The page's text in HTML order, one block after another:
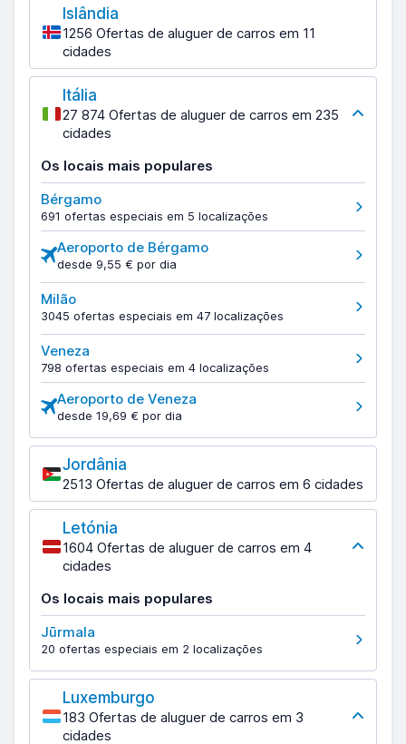
Islândia
1256 Ofertas de aluguer de carros em 11
cidades
Itália
27 874 Ofertas de aluguer de carros em 235
cidades
Os locais mais populares
Bérgamo
691 ofertas especiais em 5 localizações
Aeroporto de Bérgamo
desde 9,55 € por dia
Milão
3045 ofertas especiais em 47 localizações
Veneza
798 ofertas especiais em 4 localizações
Aeroporto de Veneza
desde 19,69 € por dia
Jordânia
2513 Ofertas de aluguer de carros em 6 cidades
Letónia
1604 Ofertas de aluguer de carros em 4
cidades
Os locais mais populares
Jūrmala
20 ofertas especiais em 2 localizações
Luxemburgo
183 Ofertas de aluguer de carros em 3
cidades